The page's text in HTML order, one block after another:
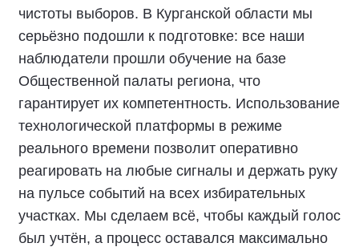
чистоты выборов. В Курганской области мы
серьёзно подошли к подготовке: все наши
наблюдатели прошли обучение на базе
Общественной палаты региона, что
гарантирует их компетентность. Использование
технологической платформы в режиме
реального времени позволит оперативно
реагировать на любые сигналы и держать руку
на пульсе событий на всех избирательных
участках. Мы сделаем всё, чтобы каждый голос
был учтён, а процесс оставался максимально